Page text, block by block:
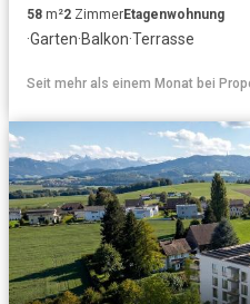
58 m²2 ZimmerEtagenwohnung
·Garten·Balkon·Terrasse
Seit mehr als einem Monat bei